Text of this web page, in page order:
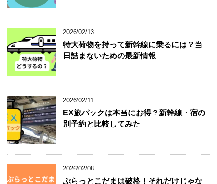
2026/02/13
特大荷物を持って新幹線に乗るには？当
日詰まないための最新情報
2026/02/11
EX旅パックは本当にお得？新幹線・宿の
別予約と比較してみた
2026/02/08
ぷらっとこだまは破格！それだけじゃな